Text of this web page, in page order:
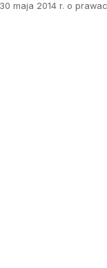
maja 2014 r. o